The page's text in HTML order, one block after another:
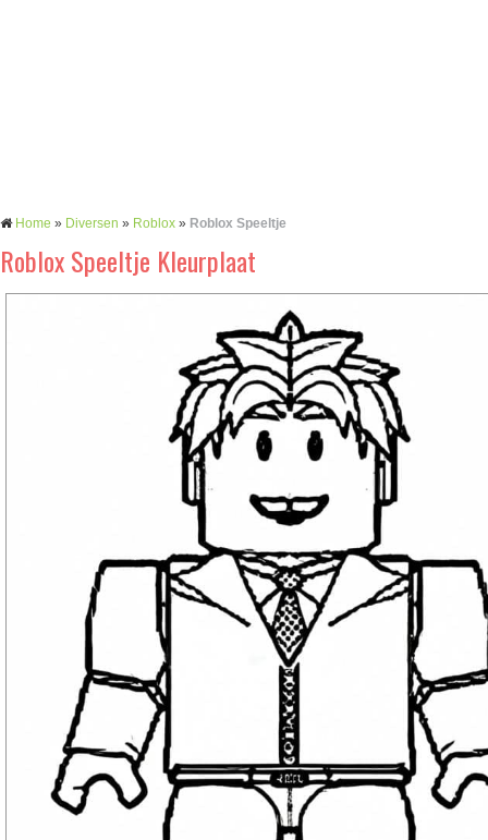
Home » Diversen » Roblox » Roblox Speeltje
Roblox Speeltje Kleurplaat